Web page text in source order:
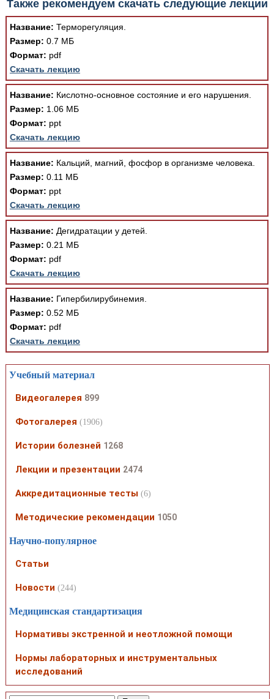
различные ошибки отображения документа в результате
отсутствия поддержки Вашим браузером шрифтов и
изменения размеров исходных шаблонов. При
скачивании документа данная ошибка устраняется Вашим
программным обеспечением автоматически.
Также рекомендуем скачать следующие лекции
Название: Терморегуляция.
Размер: 0.7 МБ
Формат: pdf
Скачать лекцию
Название: Кислотно-основное состояние и его нарушения.
Размер: 1.06 МБ
Формат: ppt
Скачать лекцию
Название: Кальций, магний, фосфор в организме человека.
Размер: 0.11 МБ
Формат: ppt
Скачать лекцию
Название: Дегидратации у детей.
Размер: 0.21 МБ
Формат: pdf
Скачать лекцию
Название: Гипербилирубинемия.
Размер: 0.52 МБ
Формат: pdf
Скачать лекцию
Учебный материал
Видеогалерея 899
Фотогалерея (1906)
Истории болезней 1268
Лекции и презентации 2474
Аккредитационные тесты (6)
Методические рекомендации 1050
Научно-популярное
Статьи
Новости (244)
Медицинская стандартизация
Нормативы экстренной и неотложной помощи
Нормы лабораторных и инструментальных
исследований